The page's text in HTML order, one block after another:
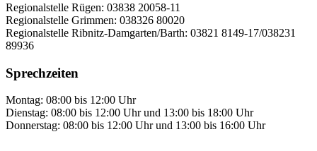
Regionalstelle Rügen: 03838 20058-11
Regionalstelle Grimmen: 038326 80020
Regionalstelle Ribnitz-Damgarten/Barth: 03821 8149-17/038231
89936
Sprechzeiten
Montag: 08:00 bis 12:00 Uhr
Dienstag: 08:00 bis 12:00 Uhr und 13:00 bis 18:00 Uhr
Donnerstag: 08:00 bis 12:00 Uhr und 13:00 bis 16:00 Uhr